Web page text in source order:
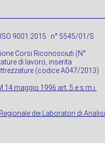
9001:2015 · n° 5545/01/S
Corsi Riconosciuti (N°
di lavoro, inserita
(codice A047/2013)
14 maggio 1996 art. 5 e s.m.i.
dei Laboratori di Analisi